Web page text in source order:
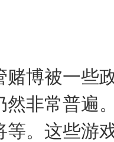
赌博被一些
然非常普遍
等。这些游